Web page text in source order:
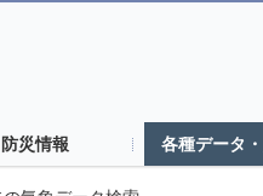
防災情報 各種データ